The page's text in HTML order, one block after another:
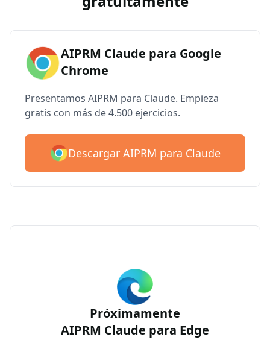
AIPRM Claude para Google
Chrome
Presentamos AIPRM para Claude. Empieza
gratis con más de 4.500 ejercicios.
Descargar AIPRM para Claude
Próximamente
AIPRM Claude para Edge